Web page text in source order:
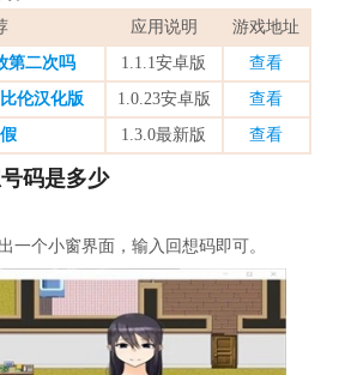
应用说明
游戏地址
第二次吗
1.1.1安卓版
查看
伦汉化版
1.0.23安卓版
查看
1.3.0最新版 查看
码是多少
一个小窗界面，输入回想码即可。